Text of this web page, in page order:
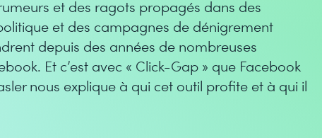
et des ragots propagés dans des
et des campagnes de dénigrement
depuis des années de nombreuses
Et c’est avec « Click-Gap » que Facebook
nous explique à qui cet outil profite et à qui il